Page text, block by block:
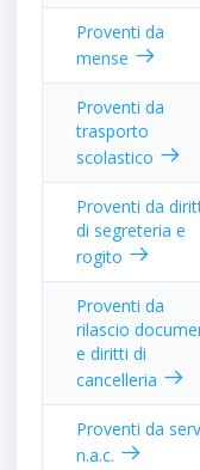
Proventi da
mense
Proventi da
trasporto
scolastico
Proventi da
di segreteria e
rogito
Proventi da
rilascio
e diritti di
cancelleria
Proventi da
n.a.c.